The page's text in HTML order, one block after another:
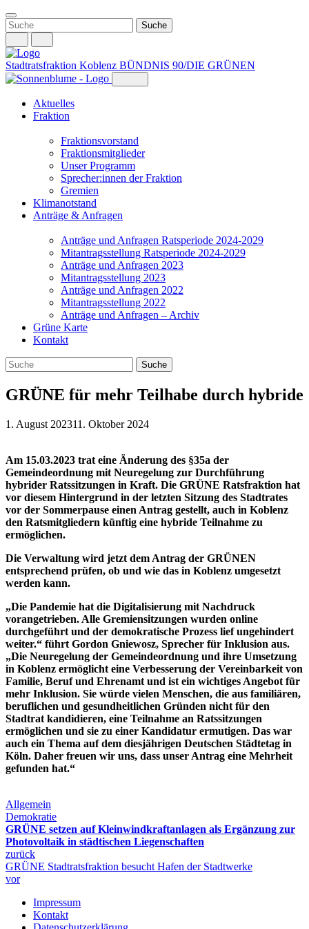
Weiter
zum
Inhalt
Stadtratsfraktion Koblenz BÜNDNIS 90/DIE GRÜNEN
Aktuelles
Fraktion
Fraktionsvorstand
Fraktionsmitglieder
Unser Programm
Sprecher:innen der Fraktion
Gremien
Klimanotstand
Anträge & Anfragen
Anträge und Anfragen Ratsperiode 2024-2029
Mitantragsstellung Ratsperiode 2024-2029
Anträge und Anfragen 2023
Mitantragsstellung 2023
Anträge und Anfragen 2022
Mitantragsstellung 2022
Anträge und Anfragen – Archiv
Grüne Karte
Kontakt
GRÜNE für mehr Teilhabe durch hybride
1. August 202311. Oktober 2024
Am 15.03.2023 trat eine Änderung des §35a der
Gemeindeordnung mit Neuregelung zur Durchführung
hybrider Ratssitzungen in Kraft. Die GRÜNE Ratsfraktion hat
vor diesem Hintergrund in der letzten Sitzung des Stadtrates
vor der Sommerpause einen Antrag gestellt, auch in Koblenz
den Ratsmitgliedern künftig eine hybride Teilnahme zu
ermöglichen.
Die Verwaltung wird jetzt dem Antrag der GRÜNEN
entsprechend prüfen, ob und wie das in Koblenz umgesetzt
werden kann.
„Die Pandemie hat die Digitalisierung mit Nachdruck
vorangetrieben. Alle Gremiensitzungen wurden online
durchgeführt und der demokratische Prozess lief ungehindert
weiter.“ führt Gordon Gniewosz, Sprecher für Inklusion aus.
„Die Neuregelung der Gemeindeordnung und ihre Umsetzung
in Koblenz ermöglicht eine Verbesserung der Vereinbarkeit von
Familie, Beruf und Ehrenamt und ist ein wichtiges Angebot für
mehr Inklusion. Sie würde vielen Menschen, die aus familiären,
beruflichen und gesundheitlichen Gründen nicht für den
Stadtrat kandidieren, eine Teilnahme an Ratssitzungen
ermöglichen und sie zu einer Kandidatur ermutigen. Das war
auch ein Thema auf dem diesjährigen Deutschen Städtetag in
Köln. Daher freuen wir uns, dass unser Antrag eine Mehrheit
gefunden hat.“
Allgemein
Demokratie
GRÜNE setzen auf Kleinwindkraftanlagen als Ergänzung zur
Photovoltaik in städtischen Liegenschaften
zurück
GRÜNE Stadtratsfraktion besucht Hafen der Stadtwerke
vor
Impressum
Kontakt